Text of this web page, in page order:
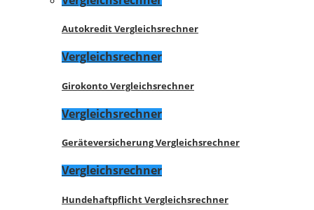
Autokredit Vergleichsrechner
Vergleichsrechner
Girokonto Vergleichsrechner
Vergleichsrechner
Geräteversicherung Vergleichsrechner
Vergleichsrechner
Hundehaftpflicht Vergleichsrechner